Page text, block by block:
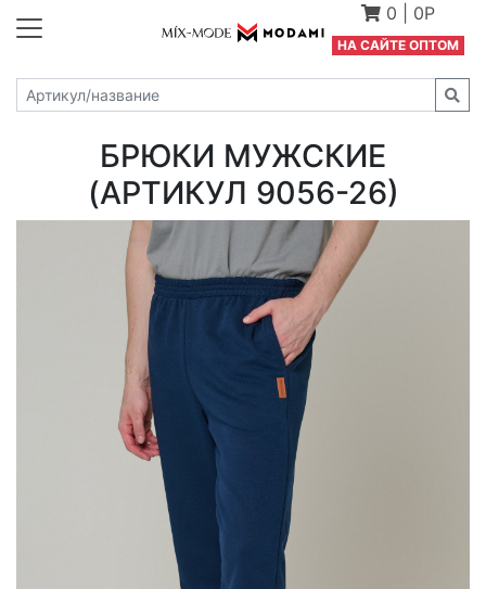
0 0Р
НА САЙТЕ ОПТОМ
БРЮКИ МУЖСКИЕ
(АРТИКУЛ 9056-26)